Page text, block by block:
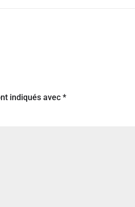
indiqués avec*